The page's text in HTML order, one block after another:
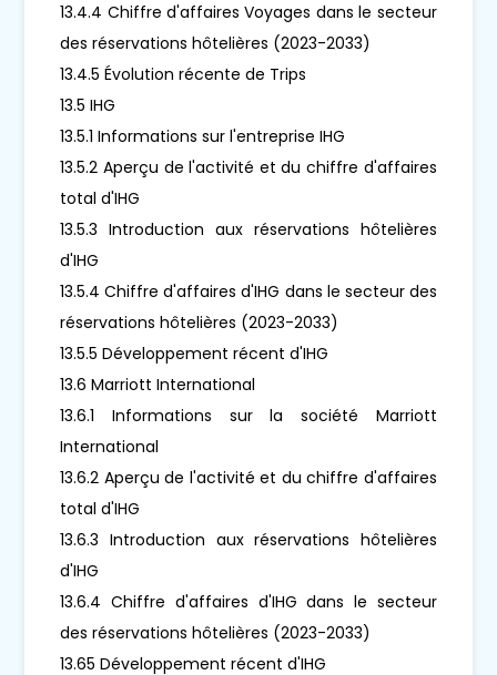
13.4.4 Chiffre d'affaires Voyages dans le secteur
des réservations hôtelières (2023-2033)
13.4.5 Évolution récente de Trips
13.5 IHG
13.5.1 Informations sur l'entreprise IHG
13.5.2 Aperçu de l'activité et du chiffre d'affaires
total d'IHG
13.5.3 Introduction aux réservations hôtelières
d'IHG
13.5.4 Chiffre d'affaires d'IHG dans le secteur des
réservations hôtelières (2023-2033)
13.5.5 Développement récent d'IHG
13.6 Marriott International
13.6.1 Informations sur la société Marriott
International
13.6.2 Aperçu de l'activité et du chiffre d'affaires
total d'IHG
13.6.3 Introduction aux réservations hôtelières
d'IHG
13.6.4 Chiffre d'affaires d'IHG dans le secteur
des réservations hôtelières (2023-2033)
13.65 Développement récent d'IHG